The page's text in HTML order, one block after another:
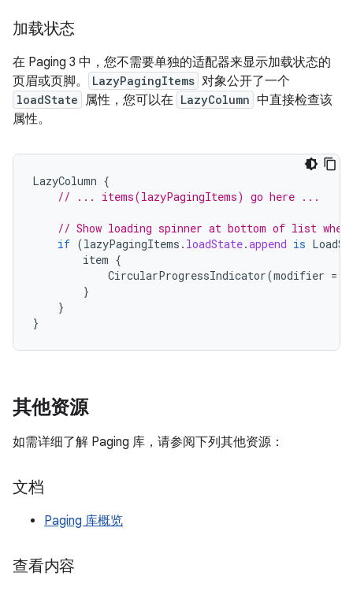
加载状态
在 Paging 3 中，您不需要单独的适配器来显示加载状态的
页眉或页脚。
LazyPagingItems 对象公开了一个
loadState 属性，您可以在 LazyColumn 中直接检查该
属性。
LazyColumn {
// ... items(lazyPagingItems) go here ...
// Show loading spinner at bottom of list when
if (lazyPagingItems . loadState.append is
item {
CircularProgressIndicator(modifier =
}
}
}
其他资源
如需详细了解 Paging 库，请参阅下列其他资源：
文档
Paging 库概览
查看内容